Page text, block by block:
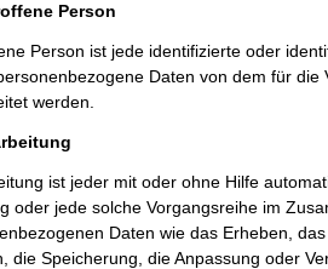
Person
Person ist jede identifizierte oder
Daten von dem für die
werden.
ist jeder mit oder ohne Hilfe
oder jede solche Vorgangsreihe im
Daten wie das Erheben,
die Speicherung, die Anpassung oder